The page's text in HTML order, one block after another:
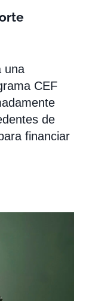
una
CEF
de
financiar